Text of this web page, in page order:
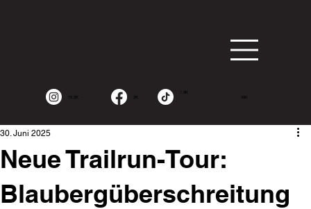
15.2K 2K
1.9K
490
Neue Trailrun-Tour:
Blaubergüberschreitung
30. Juni 2025